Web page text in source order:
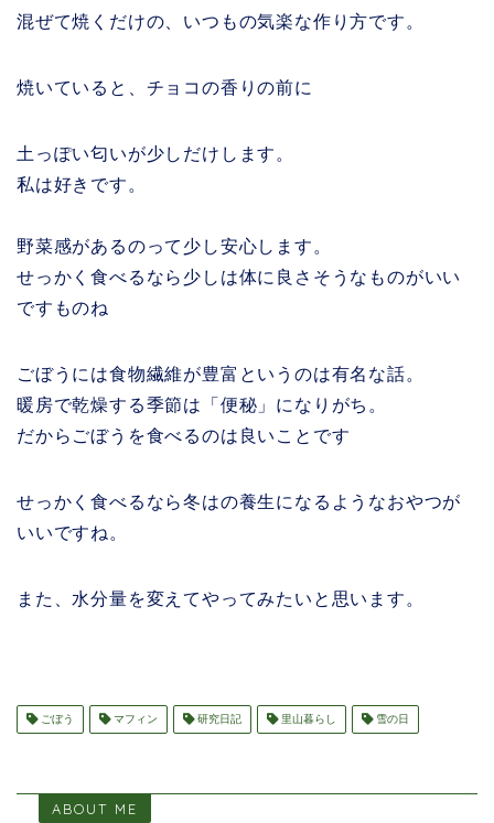
混ぜて焼くだけの、いつもの気楽な作り方です。
焼いていると、チョコの香りの前に
土っぽい匂いが少しだけします。
私は好きです。
野菜感があるのって少し安心します。
せっかく食べるなら少しは体に良さそうなものがいい
ですものね
ごぼうには食物繊維が豊富というのは有名な話。
暖房で乾燥する季節は「便秘」になりがち。
だからごぼうを食べるのは良いことです
せっかく食べるなら冬はの養生になるようなおやつが
いいですね。
また、水分量を変えてやってみたいと思います。
ごぼう マフィン 研究日記 里山暮らし 雪の日
ABOUT ME